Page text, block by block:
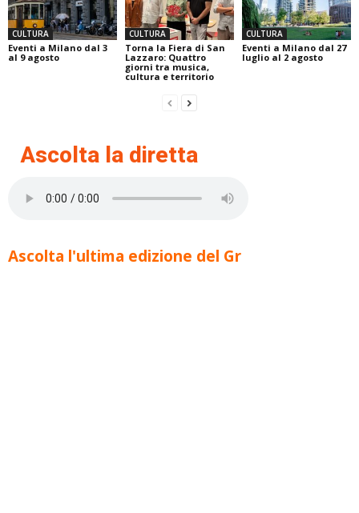
CULTURA
Eventi a Milano dal 3
al 9 agosto
CULTURA
Torna la Fiera di San
Lazzaro: Quattro
giorni tra musica,
cultura e territorio
CULTURA
Eventi a Milano dal 27
luglio al 2 agosto
Ascolta la diretta
Ascolta l'ultima edizione del Gr